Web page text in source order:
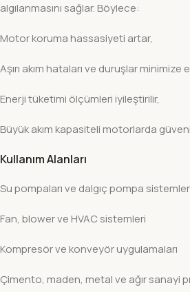
algılanmasını sağlar. Böylece:
Motor koruma hassasiyeti artar,
Aşırı akım hataları ve duruşlar minimize
Enerji tüketimi ölçümleri iyileştirilir,
Büyük akım kapasiteli motorlarda
Kullanım Alanları
Su pompaları ve dalgıç pompa
Fan, blower ve HVAC sistemleri
Kompresör ve konveyör uygulamaları
Çimento, maden, metal ve ağır sanayi